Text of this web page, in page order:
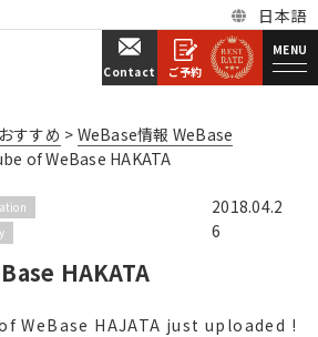
日本語
ご予約
Contact
MENU
すすめ > WeBase情報 WeBase
of WeBase HAKATA
2018.04.2
6
HAKATA
WeBase HAJATA just uploaded !